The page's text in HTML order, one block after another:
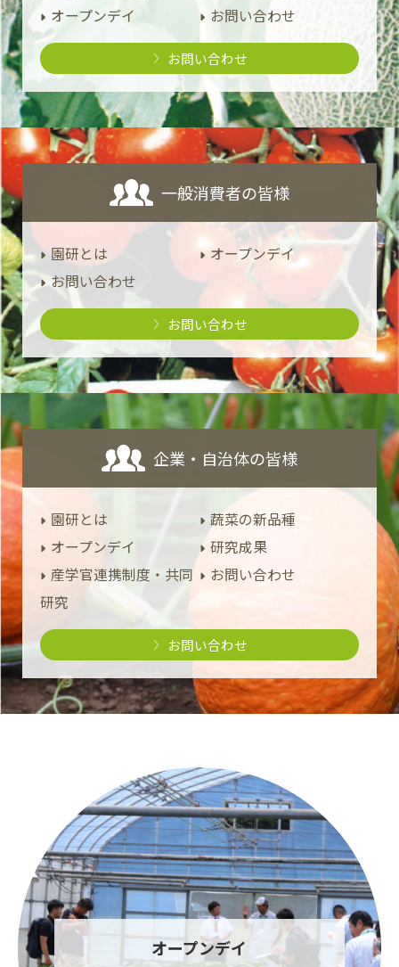
オープンデイ
お問い合わせ
お問い合わせ
一般消費者の皆様
園研とは
オープンデイ
お問い合わせ
お問い合わせ
企業・自治体の皆様
園研とは
蔬菜の新品種
オープンデイ
研究成果
産学官連携制度・共同
研究
お問い合わせ
お問い合わせ
オープンデイ